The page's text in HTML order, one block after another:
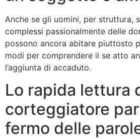
Anche se gli uomini, per struttura,
complessi passionalmente delle
possono ancora abitare piuttosto
modi per comprendere il se atto
l’aggiunta di accaduto.
Lo rapida lettura
corteggiatore
fermo delle